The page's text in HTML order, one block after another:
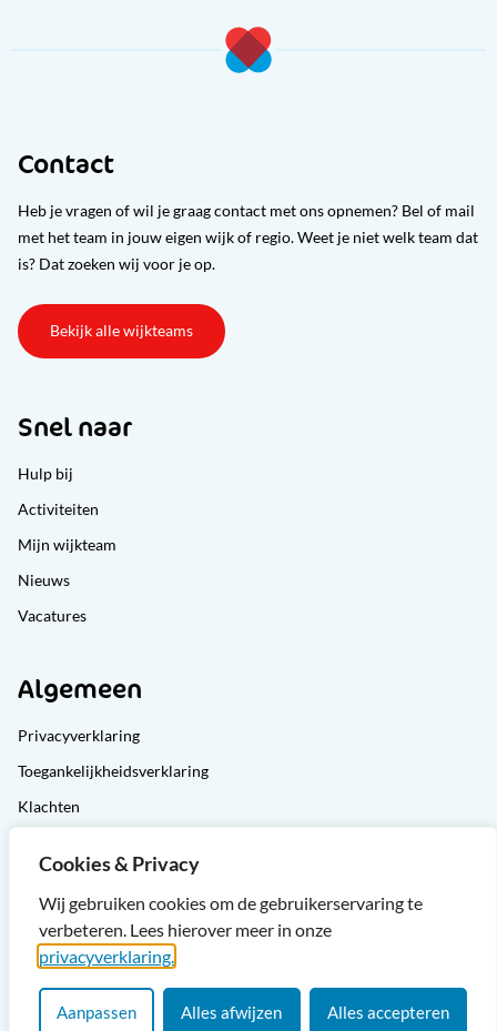
Cookies & Privacy
Wij gebruiken cookies om de gebruikerservaring te
verbeteren. Lees hierover meer in onze
privacyverklaring.
Aanpassen Alles afwijzen Alles accepteren
Contact
Heb je vragen of wil je graag contact met ons opnemen? Bel of mail
met het team in jouw eigen wijk of regio. Weet je niet welk team dat
is? Dat zoeken wij voor je op.
Bekijk alle wijkteams
Snel naar
Hulp bij
Activiteiten
Mijn wijkteam
Nieuws
Vacatures
Algemeen
Privacyverklaring
Toegankelijkheidsverklaring
Klachten
Sitemap